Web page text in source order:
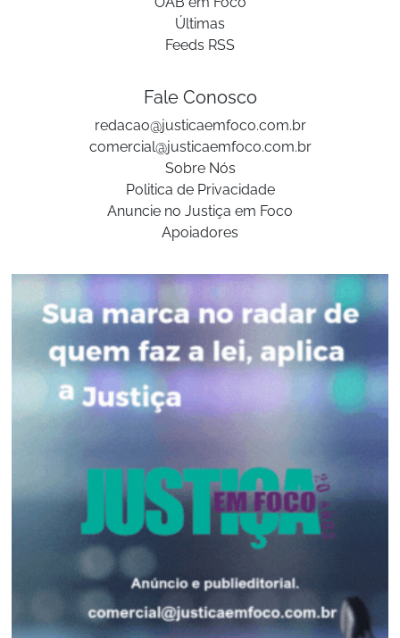
Últimas
Feeds RSS
Fale Conosco
redacao@justicaemfoco.com.br
comercial@justicaemfoco.com.br
Sobre Nós
Politica de Privacidade
Anuncie no Justiça em Foco
Apoiadores